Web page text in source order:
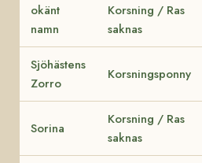
okänt
namn
Korsning / Ras
saknas
Sjöhästens
Zorro
Korsningsponny
Sorina
Korsning / Ras
saknas